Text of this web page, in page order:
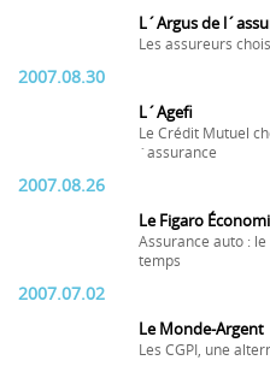
L´Argus de
Les assureurs
2007.08.30
L´Agefi
Le Crédit Mutuel
´assurance
2007.08.26
Le Figaro
Assurance auto :
temps
2007.07.02
Le Monde-Argent
Les CGPI, une